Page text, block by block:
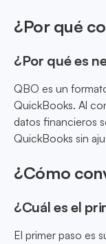
¿Por qué
¿Por qué es
QBO es un
QuickBooks. Al
datos financieros
QuickBooks sin
¿Cómo
¿Cuál es el
El primer paso es